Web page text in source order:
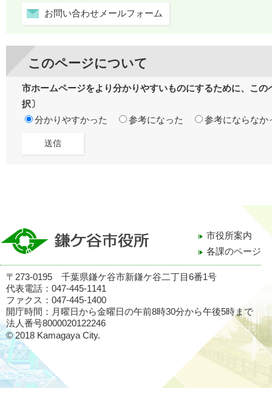
お問い合わせメールフォーム
このページについて
市ホームページをより分かりやすいものにするために、こ
択〕
分かりやすかった
参考になった 参考にならなか
市役所案内
各課のページ
〒273-0195 千葉県鎌ケ谷市新鎌ケ谷二丁目6番1号
代表電話：047-445-1141
ファクス：047-445-1400
開庁時間：月曜日から金曜日の午前8時30分から午後5時まで
法人番号8000020122246
© 2018 Kamagaya City.